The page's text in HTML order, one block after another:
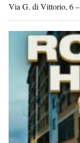
Via G. di Vittorio, 6–